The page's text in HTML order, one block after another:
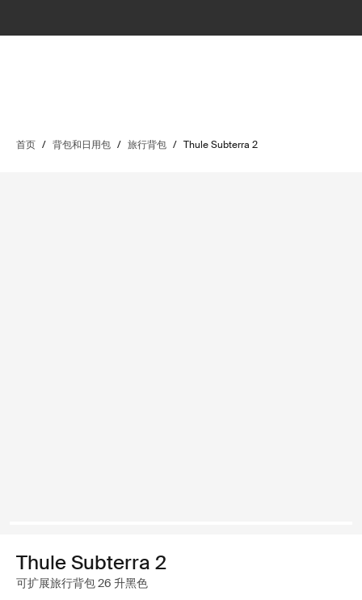
首页 / 背包和日用包 / 旅行背包 / Thule Subterra 2
Thule Subterra 2
可扩展旅行背包 26 升黑色